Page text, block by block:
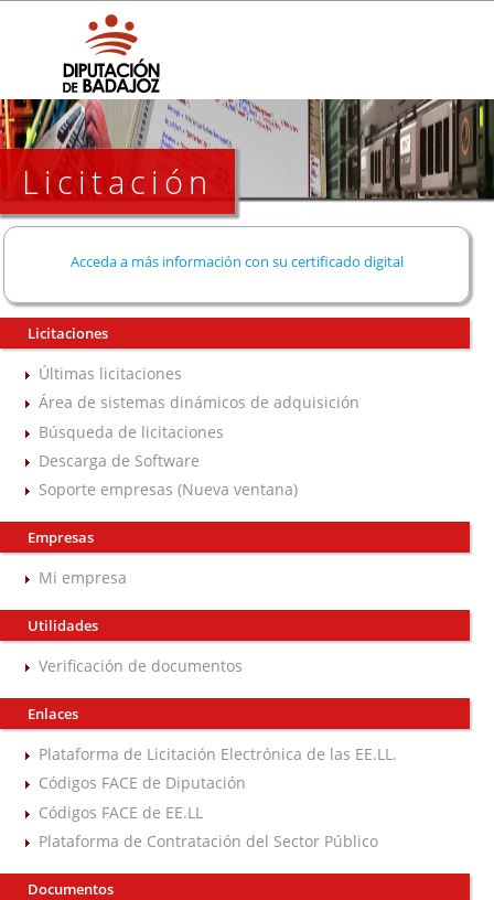
Licitación
Acceda a más información con su certificado digital
Licitaciones
Últimas licitaciones
Área de sistemas dinámicos de adquisición
Búsqueda de licitaciones
Descarga de Software
Soporte empresas (Nueva ventana)
Empresas
Mi empresa
Utilidades
Verificación de documentos
Enlaces
Plataforma de Licitación Electrónica de las EE.LL.
Códigos FACE de Diputación
Códigos FACE de EE.LL
Plataforma de Contratación del Sector Público
Documentos